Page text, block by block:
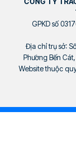
GPKD số
Địa chỉ trụ sở:
Phường Bến
Website thuộc